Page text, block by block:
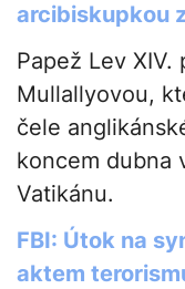
arcibiskupkou
Papež Lev XIV.
Mullallyovou,
čele
koncem dubna
Vatikánu.
FBI: Útok na
aktem